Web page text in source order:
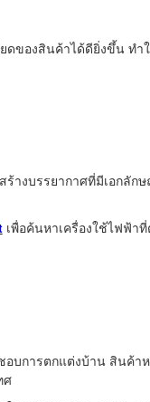
ของสินค้าได้ดียิ่งขึ้น ทำ
างบรรยากาศที่มีเอกลัก
เพื่อค้นหาเครื่องใช้ไฟฟ้า
อบการตกแต่งบ้าน สินค้
ศ